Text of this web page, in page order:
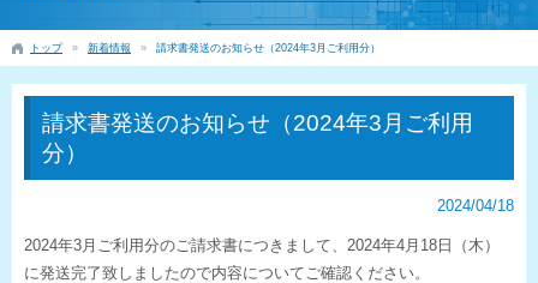
トップ 新着情報 請求書発送のお知らせ（2024年3月ご利用分）
請求書発送のお知らせ（2024年3月ご利用
分）
2024/04/18
2024年3月ご利用分のご請求書につきまして、2024年4月18日（木）
に発送完了致しましたので内容についてご確認ください。